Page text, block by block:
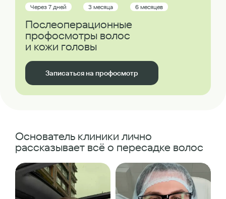
Через 7 дней 3 месяца 6 месяцев
Послеоперационные
профосмотры волос
и кожи головы
Записаться на профосмотр
Основатель клиники лично
рассказывает всё о пересадке волос